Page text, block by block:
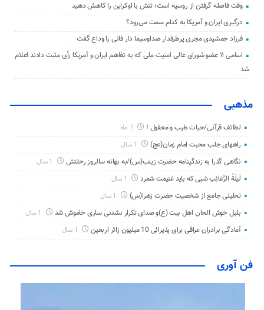
وقت فاصله گرفتن از روسیه است؛ تنش با اوکراین را کاهش دهید
درگیری ایران و آمریکا به کدام سمت می‌رود؟
فرزاد جمشیدی مجری پرطرفدار صداوسیما دار فانی را وداع گفت
اسامی ۱۱ عضو شورای عالی امنیت ملی که به تفاهم ایران و آمریکا رأی مثبت دادند اعلام
شد
مذهبی
لطائف قرآنی/حیات طیب و معقول ! 7 ماه
راههای جلب محبت امام زمان(عج)
نگاهی گذرا به زندگینامه حضرت زینب(س)/به بهانه سالروز رحلتش
لَیلَةُ الرَّغائِب شبی که باید غنیمت شمرد
تحلیلی جامع از شخصیت حضرت زهرا(س)
بلبل خوش الحان اهل بیت (ع)و صدای تکرار نشدنی ساری خاموش شد
آمادگی برادران عراقی برای پذیرائی 10 میلیون زائر اربعین
فن آوری